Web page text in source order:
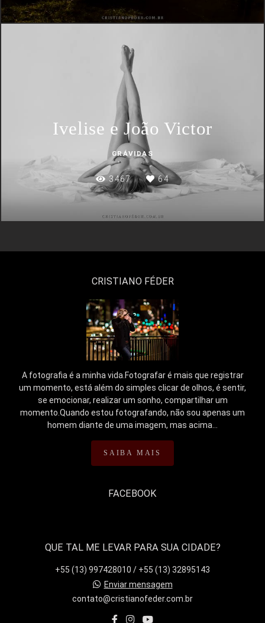
Ivelise e João Victor
GRÁVIDAS
3467 64
CRISTIANO FÉDER
A fotografia é a minha vida.Fotografar é mais que registrar
um momento, está além do simples clicar de olhos, é sentir,
se emocionar, realizar um sonho, compartilhar um
momento.Quando estou fotografando, não sou apenas um
homem diante de uma imagem, mas acima...
SAIBA MAIS
FACEBOOK
QUE TAL ME LEVAR PARA SUA CIDADE?
+55 (13) 997428010 / +55 (13) 32895143
Enviar mensagem
contato@cristianofeder.com.br